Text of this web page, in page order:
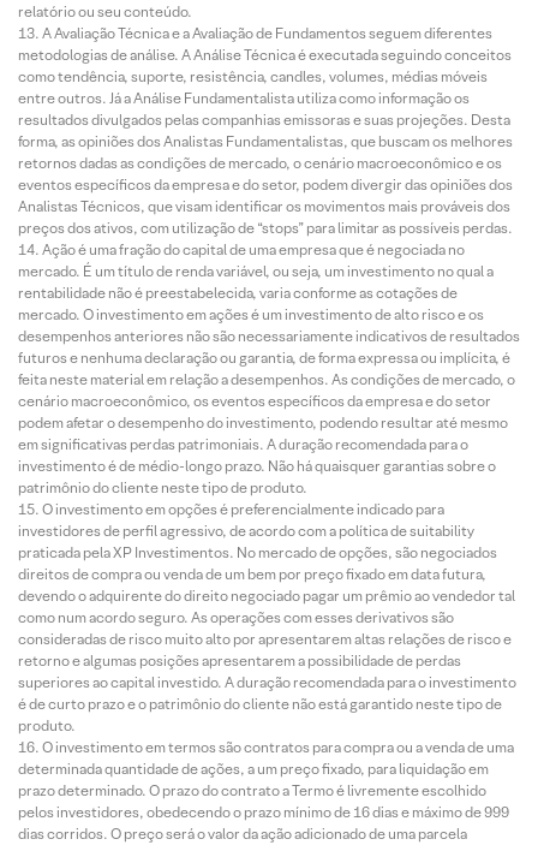
relatório ou seu conteúdo.
A Avaliação Técnica e a Avaliação de Fundamentos seguem diferentes
metodologias de análise. A Análise Técnica é executada seguindo conceitos
como tendência, suporte, resistência, candles, volumes, médias móveis
entre outros. Já a Análise Fundamentalista utiliza como informação os
resultados divulgados pelas companhias emissoras e suas projeções. Desta
forma, as opiniões dos Analistas Fundamentalistas, que buscam os melhores
retornos dadas as condições de mercado, o cenário macroeconômico e os
eventos específicos da empresa e do setor, podem divergir das opiniões dos
Analistas Técnicos, que visam identificar os movimentos mais prováveis dos
preços dos ativos, com utilização de “stops” para limitar as possíveis perdas.
Ação é uma fração do capital de uma empresa que é negociada no
mercado. É um título de renda variável, ou seja, um investimento no qual a
rentabilidade não é preestabelecida, varia conforme as cotações de
mercado. O investimento em ações é um investimento de alto risco e os
desempenhos anteriores não são necessariamente indicativos de resultados
futuros e nenhuma declaração ou garantia, de forma expressa ou implícita, é
feita neste material em relação a desempenhos. As condições de mercado, o
cenário macroeconômico, os eventos específicos da empresa e do setor
podem afetar o desempenho do investimento, podendo resultar até mesmo
em significativas perdas patrimoniais. A duração recomendada para o
investimento é de médio-longo prazo. Não há quaisquer garantias sobre o
patrimônio do cliente neste tipo de produto.
O investimento em opções é preferencialmente indicado para
investidores de perfil agressivo, de acordo com a política de suitability
praticada pela XP Investimentos. No mercado de opções, são negociados
direitos de compra ou venda de um bem por preço fixado em data futura,
devendo o adquirente do direito negociado pagar um prêmio ao vendedor tal
como num acordo seguro. As operações com esses derivativos são
consideradas de risco muito alto por apresentarem altas relações de risco e
retorno e algumas posições apresentarem a possibilidade de perdas
superiores ao capital investido. A duração recomendada para o investimento
é de curto prazo e o patrimônio do cliente não está garantido neste tipo de
produto.
O investimento em termos são contratos para compra ou a venda de uma
determinada quantidade de ações, a um preço fixado, para liquidação em
prazo determinado. O prazo do contrato a Termo é livremente escolhido
pelos investidores, obedecendo o prazo mínimo de 16 dias e máximo de 999
dias corridos. O preço será o valor da ação adicionado de uma parcela